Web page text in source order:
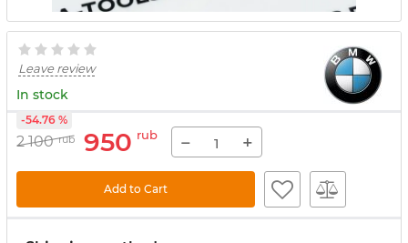
Leave review
In stock
2 100 rub 950 rub
-54.76 %
− +
Add to Cart